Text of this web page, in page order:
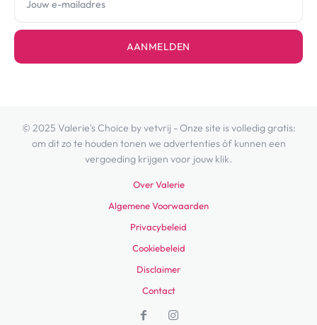
AANMELDEN
© 2025 Valerie's Choice by vetvrij - Onze site is volledig gratis:
om dit zo te houden tonen we advertenties óf kunnen een
vergoeding krijgen voor jouw klik.
Over Valerie
Algemene Voorwaarden
Privacybeleid
Cookiebeleid
Disclaimer
Contact